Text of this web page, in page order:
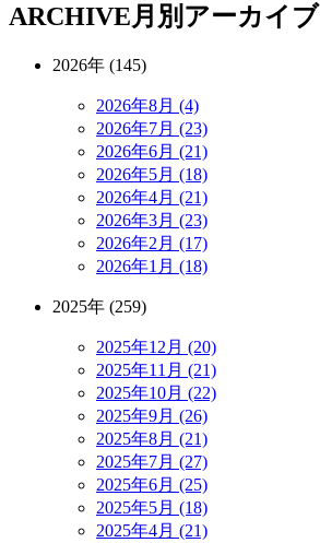
ARCHIVE月別アーカイブ
2026年 (145)
2026年8月 (4)
2026年7月 (23)
2026年6月 (21)
2026年5月 (18)
2026年4月 (21)
2026年3月 (23)
2026年2月 (17)
2026年1月 (18)
2025年 (259)
2025年12月 (20)
2025年11月 (21)
2025年10月 (22)
2025年9月 (26)
2025年8月 (21)
2025年7月 (27)
2025年6月 (25)
2025年5月 (18)
2025年4月 (21)